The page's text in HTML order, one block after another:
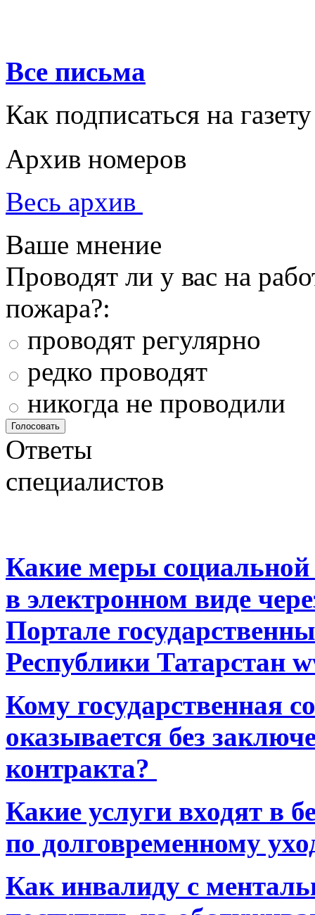
Все письма
Как подписаться на газету
Архив номеров
Весь архив
Ваше мнение
Проводят ли у вас на
пожара?:
проводят регулярно
редко проводят
никогда не проводили
Ответы
специалистов
Какие меры
в электронном виде
Портале
Республики Татарстан
Кому государственная
оказывается без
контракта?
Какие услуги входят в
по долговременному
Как инвалиду с